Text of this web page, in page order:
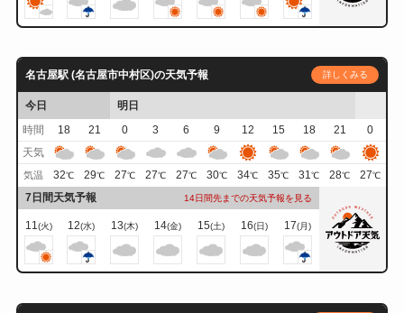
名古屋駅 (名古屋市中村区)の天気予報 詳しくみる
今日
明日
時間
18 21 0 3 6 9 12 15 18 21
0
天気
気温 32℃ 29℃ 27℃ 27℃ 27℃ 30℃ 34℃ 35℃ 31℃ 28℃ 27℃
7日間天気予報 14日間先までの天気予報を見る
11(火) 12(水) 13(木) 14(金) 15(土) 16(日) 17(月)